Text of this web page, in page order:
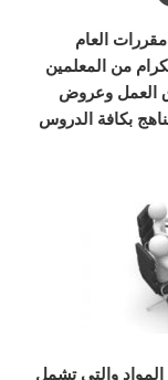
العام
الكرام من المعلمين
العمل وعروض
بكافة الدروس
والتي تشمل